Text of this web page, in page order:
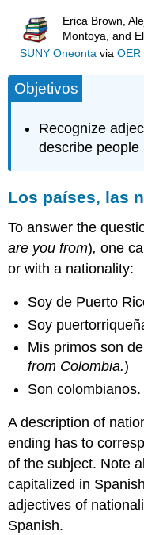
Erica Brown,
Montoya, and
SUNY Oneontavia OER
Objetivos
Recognize
describe people
Los países, las
To answer the
are you from), one
or with a nationality:
Soy de Puerto
Soy
Mis primos son
from Colombia.)
Son colombianos.
A description of
ending has to
of the subject. Note
capitalized in
adjectives of
Spanish.